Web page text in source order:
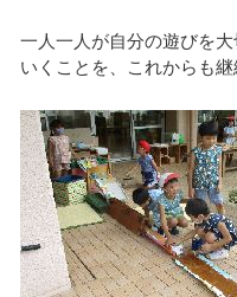
一人一人が自分の遊びを
いくことを、これからも